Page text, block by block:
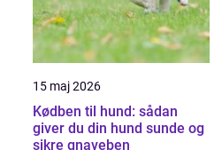
15 maj 2026
Kødben til hund: sådan
giver du din hund sunde og
sikre gnaveben